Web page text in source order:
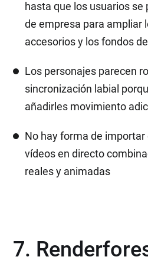
hasta que los usuarios se
de empresa para ampliar
accesorios y los fondos
Los personajes parecen
sincronización labial
añadirles movimiento
No hay forma de
vídeos en directo
reales y animadas
7.